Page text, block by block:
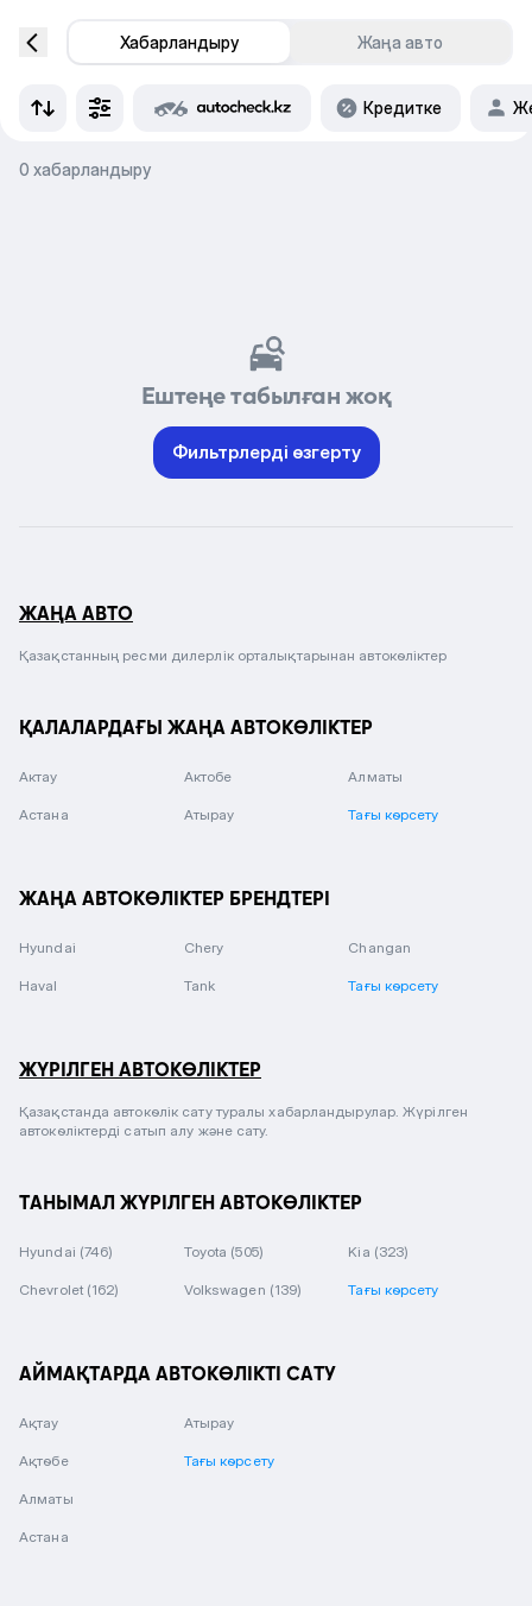
Хабарландыру Жаңа авто
Кредитке
0 хабарландыру
Ештеңе табылған жоқ
Фильтрлерді өзгерту
ЖАҢА АВТО
Қазақстанның ресми дилерлік орталықтарынан автокөліктер
ҚАЛАЛАРДАҒЫ ЖАҢА АВТОКӨЛІКТЕР
Актау Актобе Алматы
Астана Атырау Тағы көрсету
ЖАҢА АВТОКӨЛІКТЕР БРЕНДТЕРІ
Hyundai Chery Changan
Haval Tank Тағы көрсету
ЖҮРІЛГЕН АВТОКӨЛІКТЕР
Қазақстанда автокөлік сату туралы хабарландырулар. Жүрілген
автокөліктерді сатып алу және сату.
ТАНЫМАЛ ЖҮРІЛГЕН АВТОКӨЛІКТЕР
Hyundai (746) Toyota (505) Kia (323)
Chevrolet (162) Volkswagen (139) Тағы көрсету
АЙМАҚТАРДА АВТОКӨЛІКТІ САТУ
Ақтау
Ақтөбе
Алматы
Астана
Атырау
Тағы көрсету